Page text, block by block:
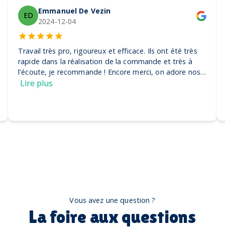
ED
Emmanuel De Vezin
2024-12-04
Travail très pro, rigoureux et efficace. Ils ont été très
rapide dans la réalisation de la commande et très à
l'écoute, je recommande ! Encore merci, on adore nos
casquettes
Lire plus
Vous avez une question ?
La foire aux questions